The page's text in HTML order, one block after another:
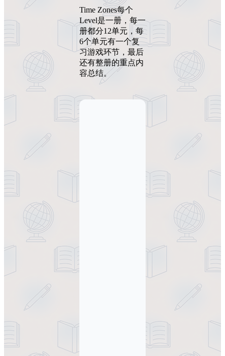
Time Zones每个
Level是一册，每一
册都分12单元，每
6个单元有一个复
习游戏环节，最后
还有整册的重点内
容总结。